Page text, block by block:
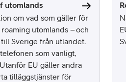
utomlands
om vad som gäller för
roaming utomlands – och
Sverige från utlandet.
som vanligt,
EU gäller andra
tilläggstjänster för